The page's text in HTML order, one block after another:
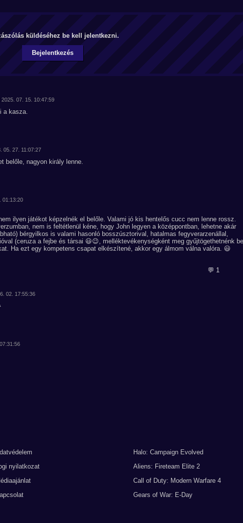
küldéséhez be kell jelentkezni.
Bejelentkezés
2025. 07. 15. 10:47:59
a kasza.
05. 27. 11:07:27
belőle, nagyon király lenne.
01:13:20
ilyen játékot képzelnék el belőle. Valami jó kis hentelős cucc nem lenne rossz.
nem is feltétlenül kéne, hogy John legyen a középpontban, lehetne akár
bérgyilkos is valami hasonló bosszúsztorival, hatalmas fegyverarzenállal,
(ceruza a fejbe és társai 😃😉, melléktevékenységként meg gyűjtögethetnénk be
Ha ezt egy kompetens csapat elkészítené, akkor egy álmom válna valóra. 😃
💬 1
02. 17:55:36
nyilatkozat
Halo: Campaign Evolved
Aliens: Fireteam Elite 2
Call of Duty: Modern Warfare 4
Gears of War: E-Day